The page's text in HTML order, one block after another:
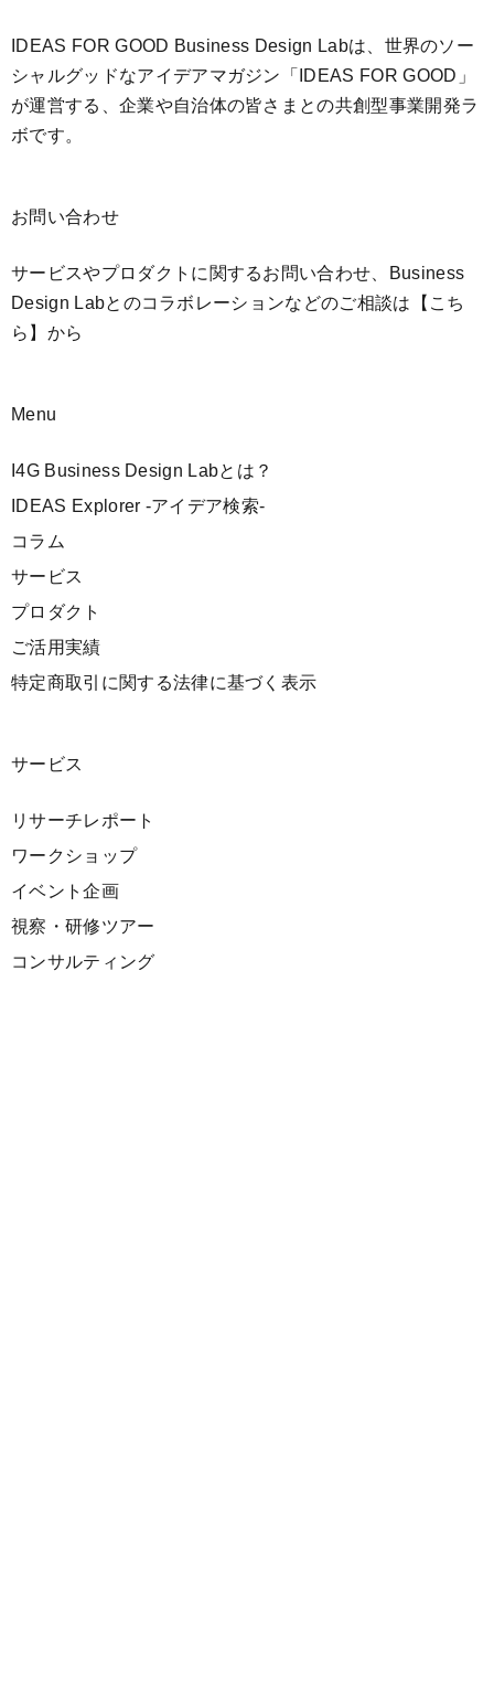
IDEAS FOR GOOD Business Design Labは、世界のソー
シャルグッドなアイデアマガジン「IDEAS FOR GOOD」
が運営する、企業や自治体の皆さまとの共創型事業開発ラ
ボです。
お問い合わせ
サービスやプロダクトに関するお問い合わせ、Business
Design Labとのコラボレーションなどのご相談は 【こち
ら】 から
Menu
I4G Business Design Labとは？
IDEAS Explorer -アイデア検索-
コラム
サービス
プロダクト
ご活用実績
特定商取引に関する法律に基づく表示
サービス
リサーチレポート
ワークショップ
イベント企画
視察・研修ツアー
コンサルティング